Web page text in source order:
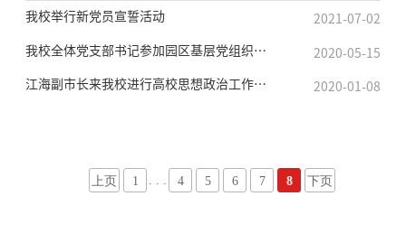
合作交流
招标公告
人才招聘
我校举行新党员宣誓活动 2021-07-02
我校全体党支部书记参加园区基层党组织书记轮训 2020-05-15
江海副市长来我校进行高校思想政治工作专题调研 2020-01-08
上页 1 . . . 4 5 6 7 8 下页